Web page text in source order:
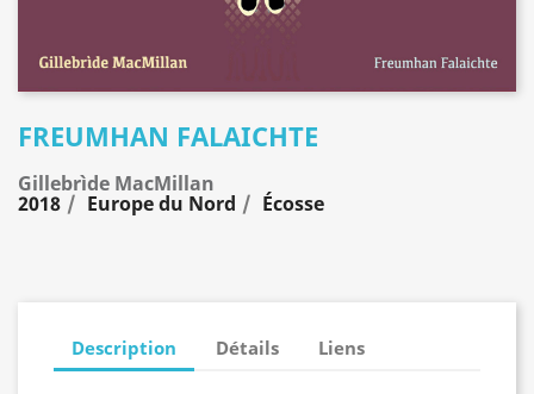
FREUMHAN FALAICHTE
Gillebrìde MacMillan
2018 Europe du Nord Écosse
Description Détails Liens